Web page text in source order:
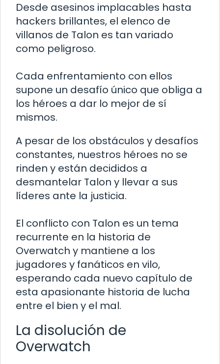
Desde asesinos implacables hasta
hackers brillantes, el elenco de
villanos de Talon es tan variado
como peligroso.
Cada enfrentamiento con ellos
supone un desafío único que obliga a
los héroes a dar lo mejor de sí
mismos.
A pesar de los obstáculos y desafíos
constantes, nuestros héroes no se
rinden y están decididos a
desmantelar Talon y llevar a sus
líderes ante la justicia.
El conflicto con Talon es un tema
recurrente en la historia de
Overwatch y mantiene a los
jugadores y fanáticos en vilo,
esperando cada nuevo capítulo de
esta apasionante historia de lucha
entre el bien y el mal.
La disolución de
Overwatch